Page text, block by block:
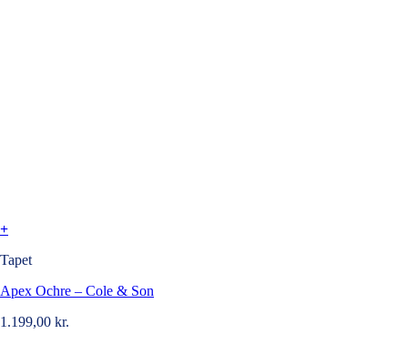
+
Tapet
Apex Ochre – Cole & Son
1.199,00 kr.